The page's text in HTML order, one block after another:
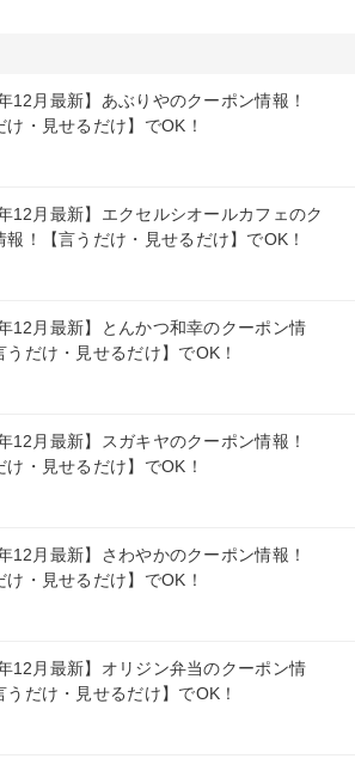
12月最新】あぶりやのクーポン情報！
け・見せるだけ】でOK！
12月最新】エクセルシオールカフェのク
報！【言うだけ・見せるだけ】でOK！
12月最新】とんかつ和幸のクーポン情
うだけ・見せるだけ】でOK！
12月最新】スガキヤのクーポン情報！
け・見せるだけ】でOK！
12月最新】さわやかのクーポン情報！
け・見せるだけ】でOK！
12月最新】オリジン弁当のクーポン情
うだけ・見せるだけ】でOK！